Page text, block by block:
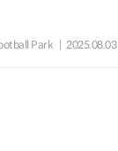
Park 2025.08.03